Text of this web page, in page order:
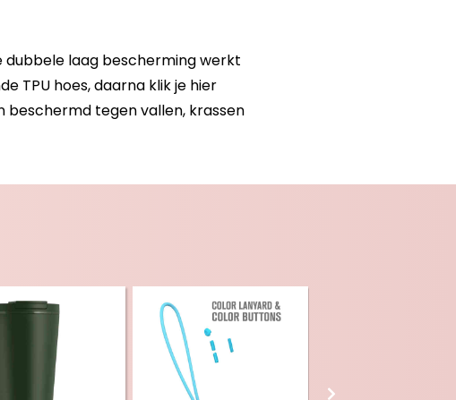
dubbele laag bescherming werkt
TPU hoes, daarna klik je hier
beschermd tegen vallen, krassen